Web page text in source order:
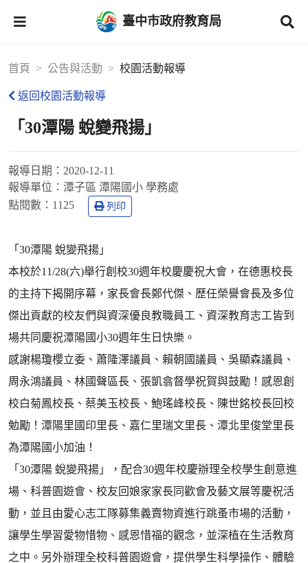
臺中市政府教育局
首頁 公告與活動 校園活動報導
返回校園活動報導
「30潭陽 蛻變飛揚」
報導日期： 2020-12-11
報導單位： 潭子區 潭陽國小 學務處
點閱數： 1125 列印
「30潭陽 蛻變飛揚」
本校於11/28(六)舉行創校30週年校慶慶祝大會，在德惠校長
的主持下揭開序幕，家長會長鄭代傑、歷任榮譽會長及多位
傑出貢獻的校友們與資深優良教職員工、資深教育志工皆到
場共同慶祝潭陽國小30週年生日快樂。
感謝楊瓊櫻立委、蕭隆澤議員、賴朝國議員、吳顯森議員、
周永鴻議員、林國聲區長、張凱翕督學祝賀與鼓勵！感恩創
校白菊鳳校長、蔡美玉校長、鮑瑤峰校長、陳世銘校長回校
勉勵！潭陽里國印里長、嘉仁里瑞文里長、潭北里俊堂里長
為潭陽國小加油！
「30潭陽 蛻變飛揚」，配合30週年校慶辦理全校學生創意進
場、科普園遊會、校友回娘家家長同歡會及藝文展等慶祝活
動，並且由愛心志工隊募集義賣物資進行跳蚤市場的活動，
讓學生學習愛物惜物、感恩惜福的觀念，並深植在生活教育
之中。另外辦理全校科普園遊會，提供學生科學操作、體驗